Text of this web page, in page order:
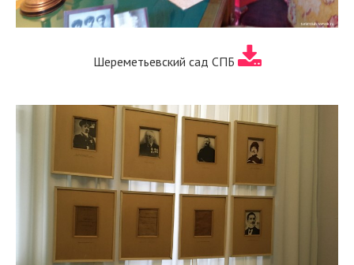
Шереметьевский сад СПБ